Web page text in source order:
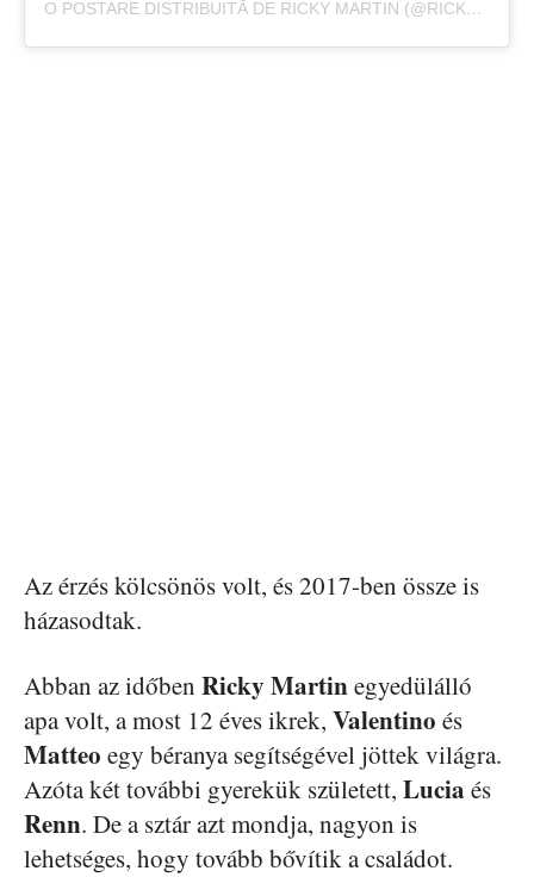
O POSTARE DISTRIBUITĂ DE RICKY MARTIN (@RICKY_MARTIN)
Az érzés kölcsönös volt, és 2017-ben össze is
házasodtak.
Abban az időben Ricky Martinegyedülálló
apa volt, a most 12 éves ikrek, Valentino és
Matteo egy béranya segítségével jöttek világra.
Azóta két további gyerekük született, Lucia és
Renn. De a sztár azt mondja, nagyon is
lehetséges, hogy tovább bővítik a családot.